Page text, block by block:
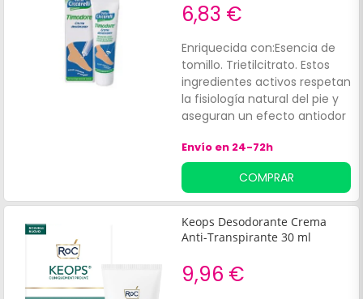
síntesis de los compuestos
orgánicos causantes de los
malos olores. Es fácil de
aplicar y no contiene
perfume.
6,83 €
Enriquecida con:Esencia de
tomillo. Trietilcitrato. Estos
ingredientes activos respetan
la fisiología natural del pie y
aseguran un efecto antiodor
Envío en 24-72h
COMPRAR
Keops Desodorante Crema
Anti-Transpirante 30 ml
9,96 €